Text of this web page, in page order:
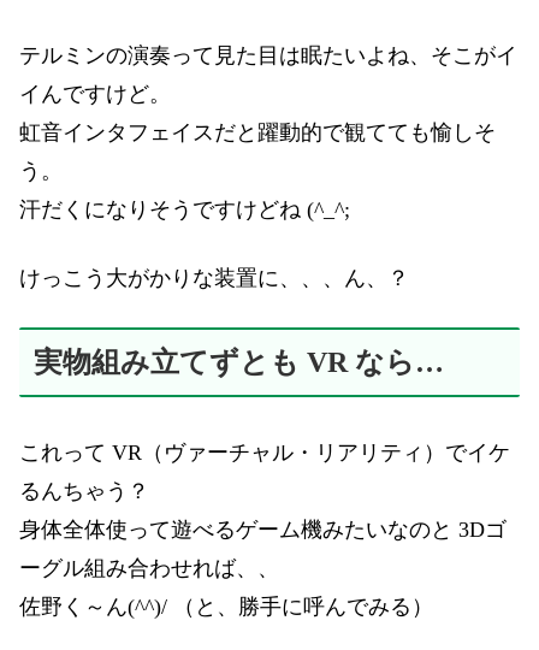
テルミンの演奏って見た目は眠たいよね、そこがイ
イんですけど。
虹音インタフェイスだと躍動的で観てても愉しそ
う。
汗だくになりそうですけどね (^_^;
けっこう大がかりな装置に、、、ん、？
実物組み立てずとも VR なら…
これって VR（ヴァーチャル・リアリティ）でイケ
るんちゃう？
身体全体使って遊べるゲーム機みたいなのと 3Dゴ
ーグル組み合わせれば、、
佐野く～ん(^^)/ （と、勝手に呼んでみる）